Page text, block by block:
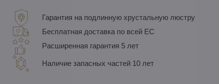
Гарантия на подлинную хрустальную люстру
Бесплатная доставка по всей ЕС
Расширенная гарантия 5 лет
Наличие запасных частей 10 лет